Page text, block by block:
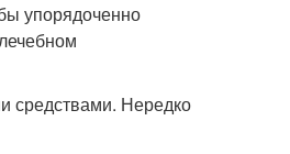
упорядоченно
средствами. Нередко